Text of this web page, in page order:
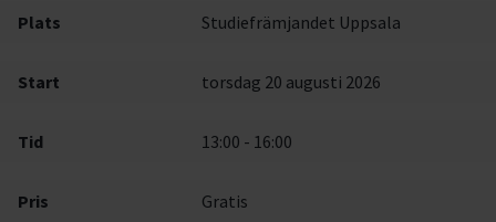
Plats Studiefrämjandet Uppsala
Start torsdag 20 augusti 2026
Tid 13:00 - 16:00
Pris Gratis